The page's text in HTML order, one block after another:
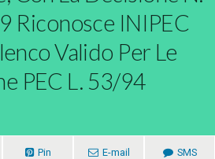
Riconosce INIPEC
Valido Per Le
PEC L. 53/94
Pin E-mail SMS